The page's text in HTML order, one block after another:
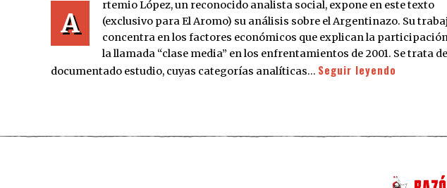
A
rtemio López, un reconocido analista social, expone en este texto
(exclusivo para El Aromo) su análisis sobre el Argentinazo. Su
concentra en los factores económicos que explican la
la llamada “clase media” en los enfrentamientos de 2001. Se trata
documentado estudio, cuyas categorías analíticas… Seguir leyendo